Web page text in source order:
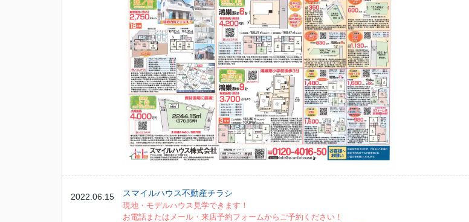
2022.06.15 スマイルハウス不動産チラシ
現地・モデルハウス見学できます！
お電話またはメール・来店予約フォームからご予約ください！